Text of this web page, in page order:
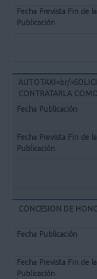
AUTOTAXI<br/
CONTRATARLA
CONCESION DE